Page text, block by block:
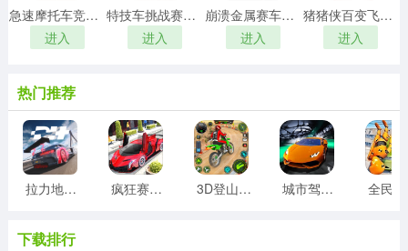
急速摩托车竞速游戏
进入
特技车挑战赛3游戏
进入
崩溃金属赛车游戏
进入
猪猪侠百变飞车游戏
进入
热门推荐
拉力地平线游戏 疯狂赛车驾驶游戏 3D登山越野摩托车游戏 城市驾驶挑战3D
下载排行